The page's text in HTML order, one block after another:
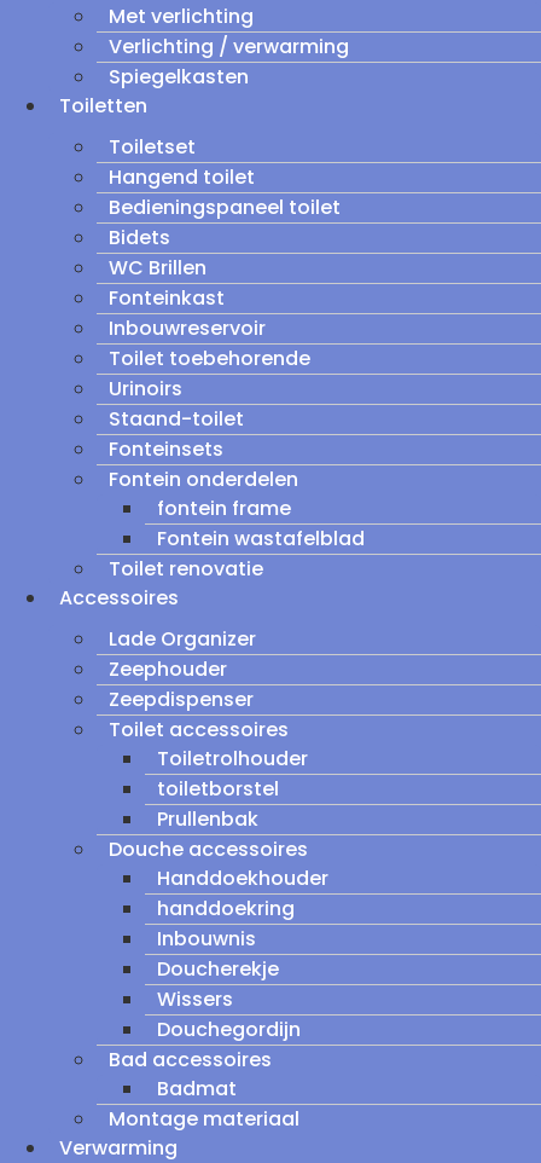
Met verlichting
Verlichting / verwarming
Spiegelkasten
Toiletten
Toiletset
Hangend toilet
Bedieningspaneel toilet
Bidets
WC Brillen
Fonteinkast
Inbouwreservoir
Toilet toebehorende
Urinoirs
Staand-toilet
Fonteinsets
Fontein onderdelen
fontein frame
Fontein wastafelblad
Toilet renovatie
Accessoires
Lade Organizer
Zeephouder
Zeepdispenser
Toilet accessoires
Toiletrolhouder
toiletborstel
Prullenbak
Douche accessoires
Handdoekhouder
handdoekring
Inbouwnis
Doucherekje
Wissers
Douchegordijn
Bad accessoires
Badmat
Montage materiaal
Verwarming